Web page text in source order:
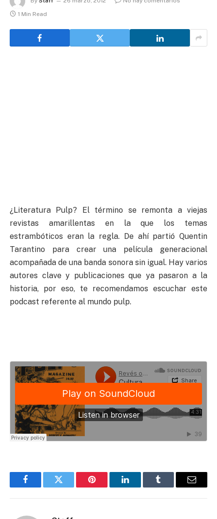
1 Min Read
¿Literatura Pulp? El término se remonta a viejas
revistas amarillentas en la que los temas
estrambóticos eran la regla. De ahí partió Quentin
Tarantino para crear una película generacional
acompañada de una banda sonora sin igual. Hay varios
autores clave y publicaciones que ya pasaron a la
historia, por eso, te recomendamos escuchar este
podcast referente al mundo pulp.
FacebookTwitter Pinterest LinkedInTumblr Email